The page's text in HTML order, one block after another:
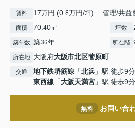
賃料 17万円 (0.8万円/坪) 管理/共益
面積 70.40㎡ 坪数
築年数 築36年 所在階
所在地 大阪府大阪市北区菅原町
交通 地下鉄堺筋線 「北浜 」駅 徒歩9分
東西線 「大阪天満宮 」駅 徒歩9分
無料 お問い合